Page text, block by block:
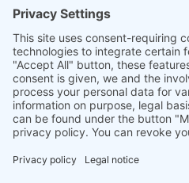
린세이즈 열 분석 인도 주식
+91-11-42883851
sales@linseis.in